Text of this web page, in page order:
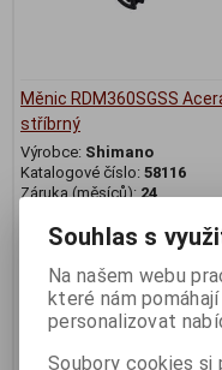
Měnic RDM360SGSS
stříbrný
Výrobce: Shimano
Katalogové číslo: 58116
Záruka (měsíců): 24
Skladem:Na dotaz ks
699 Kč
Původní cena:699 Kč
Sleva: 0 %
Souhlas s
Na našem webu
které nám
personalizovat
Soubory cookies si